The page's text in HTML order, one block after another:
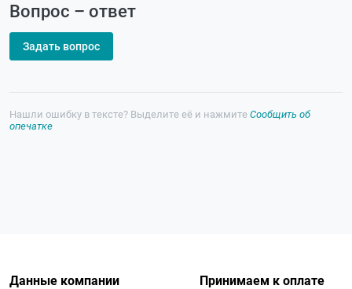
Вопрос – ответ
Задать вопрос
Нашли ошибку в тексте? Выделите её и нажмите Сообщить об
опечатке
Данные компании Принимаем к оплате